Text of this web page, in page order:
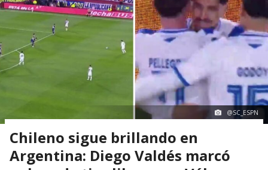
@SC_ESPN
Chileno sigue brillando en
Argentina: Diego Valdés marcó